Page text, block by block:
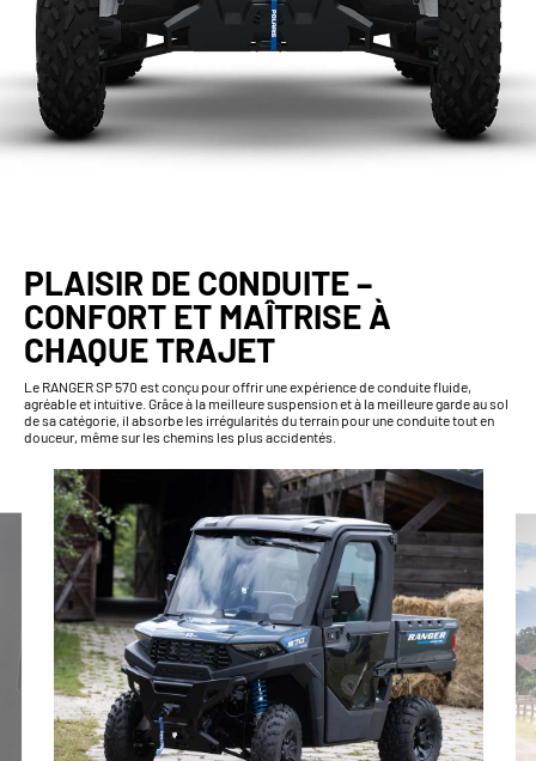
PLAISIR DE CONDUITE –
CONFORT ET MAÎTRISE À
CHAQUE TRAJET
Le RANGER SP 570 est conçu pour offrir une expérience de conduite fluide,
agréable et intuitive. Grâce à la meilleure suspension et à la meilleure garde au sol
de sa catégorie, il absorbe les irrégularités du terrain pour une conduite tout en
douceur, même sur les chemins les plus accidentés.